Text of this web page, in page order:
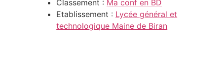
Classement : Ma conf en BD
Etablissement : Lycée général et
technologique Maine de Biran